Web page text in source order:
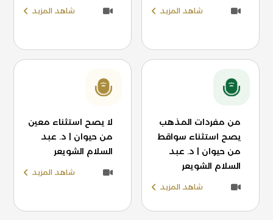
شاهد المزيد شاهد المزيد
من مفردات المذهب
يصح استثناء سواقط
من حيوان | د. عبد
السلام الشويعر
شاهد المزيد
لا يصح استثناء معين
من حيوان | د. عبد
السلام الشويعر
شاهد المزيد